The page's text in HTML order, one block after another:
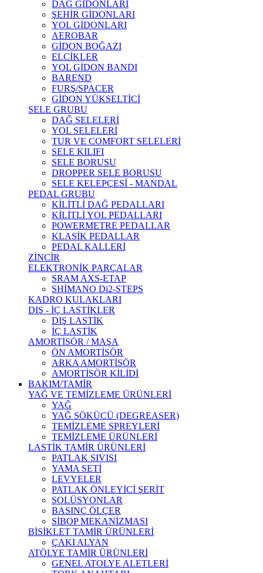
DAĞ GİDONLARI
ŞEHİR GİDONLARI
YOL GİDONLARI
AEROBAR
GİDON BOĞAZI
ELCİKLER
YOL GİDON BANDI
BAREND
FURŞ/SPACER
GİDON YÜKSELTİCİ
SELE GRUBU
DAĞ SELELERİ
YOL SELELERİ
TUR VE COMFORT SELELERİ
SELE KILIFI
SELE BORUSU
DROPPER SELE BORUSU
SELE KELEPÇESİ - MANDAL
PEDAL GRUBU
KİLİTLİ DAĞ PEDALLARI
KİLİTLİ YOL PEDALLARI
POWERMETRE PEDALLAR
KLASİK PEDALLAR
PEDAL KALLERİ
ZİNCİR
ELEKTRONİK PARÇALAR
SRAM AXS-ETAP
SHİMANO Di2-STEPS
KADRO KULAKLARI
DIŞ - İÇ LASTİKLER
DIŞ LASTİK
İÇ LASTİK
AMORTİSÖR / MAŞA
ÖN AMORTİSÖR
ARKA AMORTİSÖR
AMORTİSÖR KİLİDİ
BAKIM/TAMİR
YAĞ VE TEMİZLEME ÜRÜNLERİ
YAĞ
YAĞ SÖKÜCÜ (DEGREASER)
TEMİZLEME SPREYLERİ
TEMİZLEME ÜRÜNLERİ
LASTİK TAMİR ÜRÜNLERİ
PATLAK SIVISI
YAMA SETİ
LEVYELER
PATLAK ÖNLEYİCİ ŞERİT
SOLÜSYONLAR
BASINÇ ÖLÇER
SİBOP MEKANİZMASI
BİSİKLET TAMİR ÜRÜNLERİ
ÇAKI ALYAN
ATÖLYE TAMİR ÜRÜNLERİ
GENEL ATOLYE ALETLERİ